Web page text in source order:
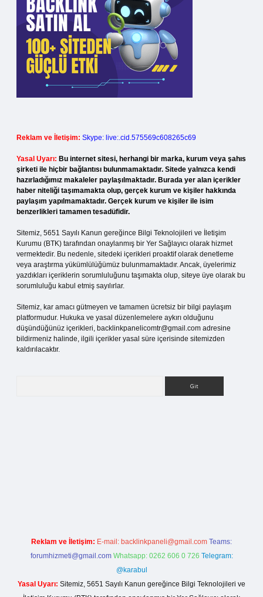
Reklam ve İletişim: Skype: live:.cid.575569c608265c69
Yasal Uyarı: Bu internet sitesi, herhangi bir marka, kurum veya şahıs
şirketi ile hiçbir bağlantısı bulunmamaktadır. Sitede yalnızca kendi
hazırladığımız makaleler paylaşılmaktadır. Burada yer alan içerikler
haber niteliği taşımamakta olup, gerçek kurum ve kişiler hakkında
paylaşım yapılmamaktadır. Gerçek kurum ve kişiler ile isim
benzerlikleri tamamen tesadüfidir.
Sitemiz, 5651 Sayılı Kanun gereğince Bilgi Teknolojileri ve İletişim
Kurumu (BTK) tarafından onaylanmış bir Yer Sağlayıcı olarak hizmet
vermektedir. Bu nedenle, sitedeki içerikleri proaktif olarak denetleme
veya araştırma yükümlülüğümüz bulunmamaktadır. Ancak, üyelerimiz
yazdıkları içeriklerin sorumluluğunu taşımakta olup, siteye üye olarak bu
sorumluluğu kabul etmiş sayılırlar.
Sitemiz, kar amacı gütmeyen ve tamamen ücretsiz bir bilgi paylaşım
platformudur. Hukuka ve yasal düzenlemelere aykırı olduğunu
düşündüğünüz içerikleri, backlinkpanelicomtr@gmail.com adresine
bildirmeniz halinde, ilgili içerikler yasal süre içerisinde sitemizden
kaldırılacaktır.
Reklam ve İletişim: E-mail: backlinkpaneli@gmail.com Teams:
forumhizmeti@gmail.com Whatsapp: 0262 606 0 726 Telegram:
@karabul
Yasal Uyarı: Sitemiz, 5651 Sayılı Kanun gereğince Bilgi Teknolojileri ve